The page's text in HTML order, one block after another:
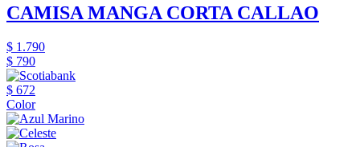
CAMISA MANGA CORTA CALLAO
$ 1.790
$ 790
$ 672
Color